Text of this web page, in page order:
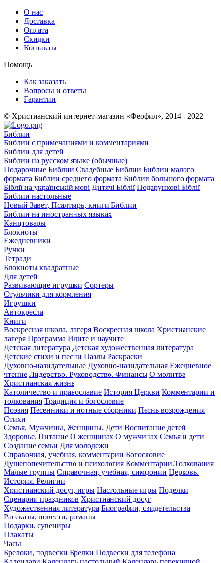
О нас
Доставка
Оплата
Скидки
Контакты
Помощь
Как заказать
Вопросы и ответы
Гарантии
© Христианский интернет-магазин «Феофил», 2014 - 2022
Библии
Библии с примечаниями и комментариями
Библии для детей
Библии на русском языке (обычные)
Подарочные Библии Свадебные Библии Библии малого
формата Библии среднего формата Библии большого формата
Біблії на українській мові Дитячі Біблії Подарункові Біблії
Библии настольные
Новый Завет, Псалтырь, книги Библии
Библии на иностранных языках
Канцтовары
Блокноты
Ежедневники
Ручки
Тетради
Блокноты квадратные
Для детей
Развивающие игрушки Сортеры
Стульчики для кормления
Игрушки
Автокресла
Книги
Воскресная школа, лагеря Воскресная школа Христианские
лагеря Программа Идите и научите
Детская литература Детская художественная литература
Детские стихи и песни Пазлы Раскраски
Духовно-назидательные Духовно-назидательная Ежедневное
чтение Лидерство. Руководство. Финансы О молитве
Христианская жизнь
Католичество и православие История Церкви Комментарии и
толкования Традиция и богословие
Поэзия Песенники и нотные сборники Песнь возрождения
Стихи
Семья, Мужчины, Женщины, Дети Воспитание детей
Здоровье. Питание О женщинах О мужчинах Семья и дети
Создание семьи Для молодежи
Справочная, учебная, комментарии Богословие
Душепопечительство и психология Комментарии.Толкования
Малые группы Справочная, учебная, симфонии Церковь.
История. Религии
Христианский досуг, игры Настольные игры Поделки
Сценарии праздников Христианский досуг
Художественная литература Биографии, свидетельства
Рассказы, повести, романы
Подарки, сувениры
Плакаты
Часы
Брелоки, подвески Брелки Подвески для телефона
Календари Календарь настольный Календарь перекидной